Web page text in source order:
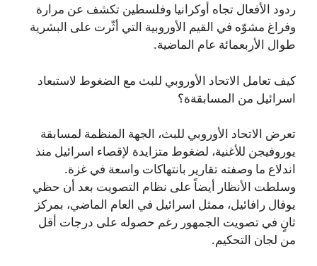
ردود الأفعال تجاه أوكرانيا وفلسطين تكشف عن مرارة
وفراغ مشوّه في القيم الأوروبية التي أثّرت على البشرية
طوال الأربعمائة عام الماضية.
كيف تعامل الاتحاد الأوروبي للبث مع الضغوط لاستبعاد
اسرائيل من المسابقةة؟
تعرض الاتحاد الأوروبي للبث، الجهة المنظمة لمسابقة
يوروفيجن للأغنية، لضغوط متزايدة لإقصاء اسرائيل منذ
اندلاع ما وصفته تقارير بانتهاكات واسعة في غزة.
وسلطت الأنظار أيضاً على نظام التصويت بعد أن حظي
يوفال رافائيل، ممثل اسرائيل في العام الماضي، بمركز
ثانٍ في تصويت الجمهور رغم حصوله على درجات أقل
من لجان التحكيم.